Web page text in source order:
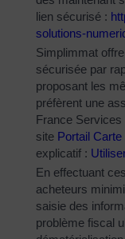
lien sécurisé :
solutions-
Simplimmat
sécurisée par
proposant les
préfèrent une
France Services
site Portail
explicatif :
En effectuant
acheteurs
saisie des
problème fiscal